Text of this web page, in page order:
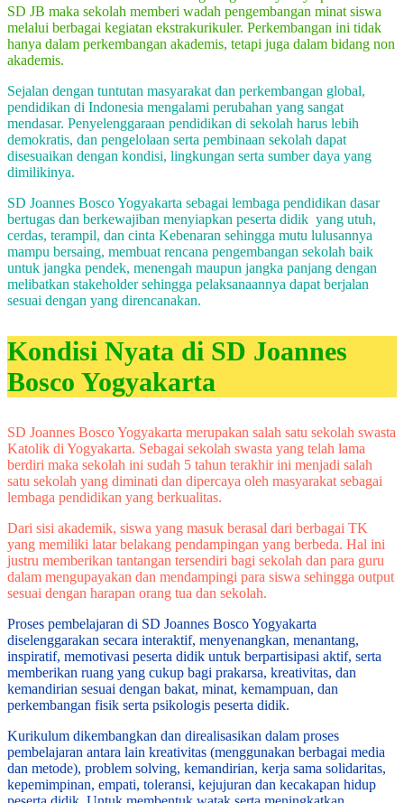
SD JB maka sekolah memberi wadah pengembangan minat siswa
melalui berbagai kegiatan ekstrakurikuler. Perkembangan ini tidak
hanya dalam perkembangan akademis, tetapi juga dalam bidang non
akademis.
Sejalan dengan tuntutan masyarakat dan perkembangan global,
pendidikan di Indonesia mengalami perubahan yang sangat
mendasar. Penyelenggaraan pendidikan di sekolah harus lebih
demokratis, dan pengelolaan serta pembinaan sekolah dapat
disesuaikan dengan kondisi, lingkungan serta sumber daya yang
dimilikinya.
SD Joannes Bosco Yogyakarta sebagai lembaga pendidikan dasar
bertugas dan berkewajiban menyiapkan peserta didik yang utuh,
cerdas, terampil, dan cinta Kebenaran sehingga mutu lulusannya
mampu bersaing, membuat rencana pengembangan sekolah baik
untuk jangka pendek, menengah maupun jangka panjang dengan
melibatkan stakeholder sehingga pelaksanaannya dapat berjalan
sesuai dengan yang direncanakan.
Kondisi Nyata di SD Joannes
Bosco Yogyakarta
SD Joannes Bosco Yogyakarta merupakan salah satu sekolah swasta
Katolik di Yogyakarta. Sebagai sekolah swasta yang telah lama
berdiri maka sekolah ini sudah 5 tahun terakhir ini menjadi salah
satu sekolah yang diminati dan dipercaya oleh masyarakat sebagai
lembaga pendidikan yang berkualitas.
Dari sisi akademik, siswa yang masuk berasal dari berbagai TK
yang memiliki latar belakang pendampingan yang berbeda. Hal ini
justru memberikan tantangan tersendiri bagi sekolah dan para guru
dalam mengupayakan dan mendampingi para siswa sehingga output
sesuai dengan harapan orang tua dan sekolah.
Proses pembelajaran di SD Joannes Bosco Yogyakarta
diselenggarakan secara interaktif, menyenangkan, menantang,
inspiratif, memotivasi peserta didik untuk berpartisipasi aktif, serta
memberikan ruang yang cukup bagi prakarsa, kreativitas, dan
kemandirian sesuai dengan bakat, minat, kemampuan, dan
perkembangan fisik serta psikologis peserta didik.
Kurikulum dikembangkan dan direalisasikan dalam proses
pembelajaran antara lain kreativitas (menggunakan berbagai media
dan metode), problem solving, kemandirian, kerja sama solidaritas,
kepemimpinan, empati, toleransi, kejujuran dan kecakapan hidup